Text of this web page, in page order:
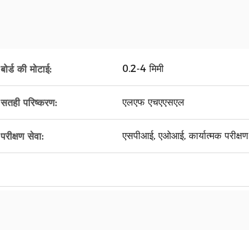
बोर्ड की मोटाई: 0.2-4 मिमी
सतही परिष्करण: एलएफ एचएएसएल
परीक्षण सेवा: एसपीआई, एओआई, कार्यात्मक परीक्षण